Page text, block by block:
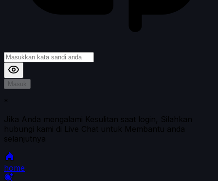
Masuk
*
Jika Anda mengalami Kesulitan saat login, Silahkan
hubungi kami di Live Chat untuk Membantu anda
selanjutnya
home